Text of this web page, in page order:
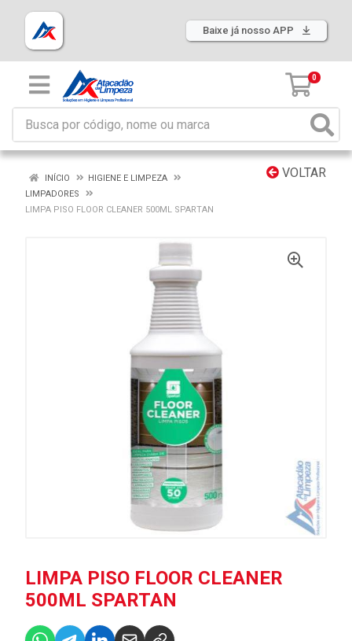
Baixe já nosso APP
0
VOLTAR
INÍCIO
HIGIENE E LIMPEZA
LIMPADORES
LIMPA PISO FLOOR CLEANER 500ML SPARTAN
LIMPA PISO FLOOR CLEANER
500ML SPARTAN